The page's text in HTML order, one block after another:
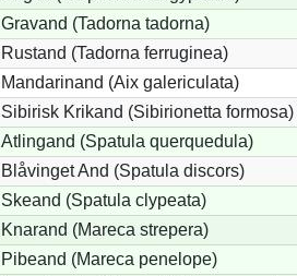
Gravand (Tadorna tadorna)
Rustand (Tadorna ferruginea)
Mandarinand (Aix galericulata)
Sibirisk Krikand (Sibirionetta formosa)
Atlingand (Spatula querquedula)
Blåvinget And (Spatula discors)
Skeand (Spatula clypeata)
Knarand (Mareca strepera)
Pibeand (Mareca penelope)